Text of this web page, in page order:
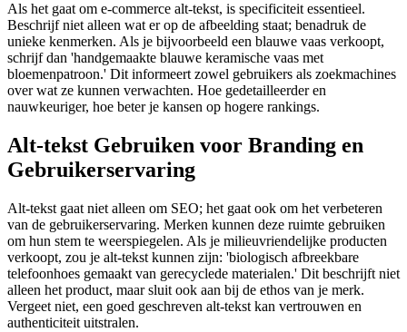
Als het gaat om e-commerce alt-tekst, is specificiteit essentieel.
Beschrijf niet alleen wat er op de afbeelding staat; benadruk de
unieke kenmerken. Als je bijvoorbeeld een blauwe vaas verkoopt,
schrijf dan 'handgemaakte blauwe keramische vaas met
bloemenpatroon.' Dit informeert zowel gebruikers als zoekmachines
over wat ze kunnen verwachten. Hoe gedetailleerder en
nauwkeuriger, hoe beter je kansen op hogere rankings.
Alt-tekst Gebruiken voor Branding en
Gebruikerservaring
Alt-tekst gaat niet alleen om SEO; het gaat ook om het verbeteren
van de gebruikerservaring. Merken kunnen deze ruimte gebruiken
om hun stem te weerspiegelen. Als je milieuvriendelijke producten
verkoopt, zou je alt-tekst kunnen zijn: 'biologisch afbreekbare
telefoonhoes gemaakt van gerecyclede materialen.' Dit beschrijft niet
alleen het product, maar sluit ook aan bij de ethos van je merk.
Vergeet niet, een goed geschreven alt-tekst kan vertrouwen en
authenticiteit uitstralen.